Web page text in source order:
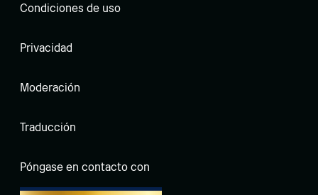
Condiciones de uso
Privacidad
Moderación
Traducción
Póngase en contacto con